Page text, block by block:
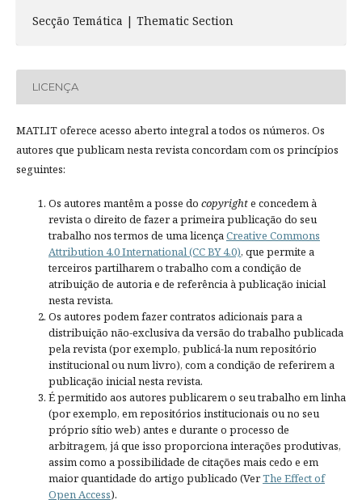
Secção Temática | Thematic Section
LICENÇA
MATLIT oferece acesso aberto integral a todos os números. Os
autores que publicam nesta revista concordam com os princípios
seguintes:
Os autores mantêm a posse do copyrighte concedem à
revista o direito de fazer a primeira publicação do seu
trabalho nos termos de uma licençaCreative Commons
Attribution 4.0 International (CC BY 4.0), que permite a
terceiros partilharem o trabalho com a condição de
atribuição de autoria e de referência à publicação inicial
nesta revista.
Os autores podem fazer contratos adicionais para a
distribuição não-exclusiva da versão do trabalho publicada
pela revista (por exemplo, publicá-la num repositório
institucional ou num livro), com a condição de referirem a
publicação inicial nesta revista.
É permitido aos autores publicarem o seu trabalho em linha
(por exemplo, em repositórios institucionais ou no seu
próprio sítio web) antes e durante o processo de
arbitragem, já que isso proporciona interações produtivas,
assim como a possibilidade de citações mais cedo e em
maior quantidade do artigo publicado (VerThe Effect of
Open Access).